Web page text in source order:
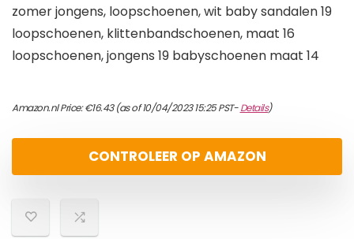
zomer jongens, loopschoenen, wit baby sandalen 19
loopschoenen, klittenbandschoenen, maat 16
loopschoenen, jongens 19 babyschoenen maat 14
Amazon.nl Price:€16.43(as of 10/04/2023 15:25 PST-Details)
CONTROLEER OP AMAZON